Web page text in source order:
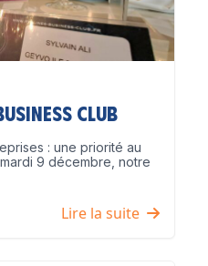
Club
: une priorité au
mardi 9 décembre, notre
Lire la suite